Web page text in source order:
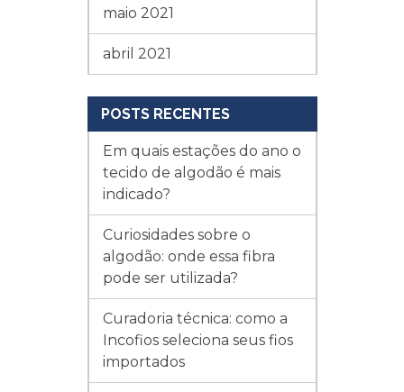
maio 2021
abril 2021
POSTS RECENTES
Em quais estações do ano o
tecido de algodão é mais
indicado?
Curiosidades sobre o
algodão: onde essa fibra
pode ser utilizada?
Curadoria técnica: como a
Incofios seleciona seus fios
importados